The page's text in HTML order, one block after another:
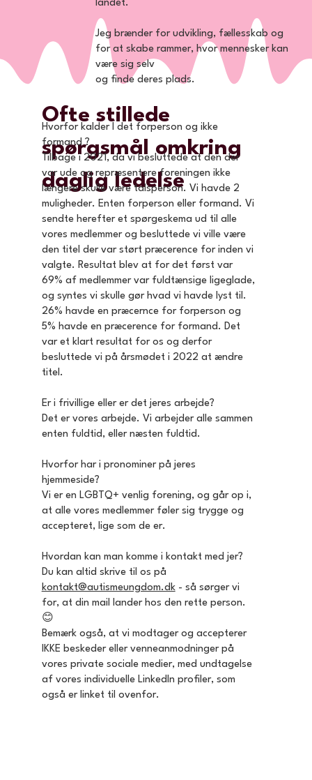
landet.
Jeg brænder for udvikling, fællesskab og
for at skabe rammer, hvor mennesker kan
være sig selv
og finde deres plads.
Ofte stillede
spørgsmål omkring
daglig ledelse
Hvorfor kalder I det forperson og ikke
formand ?
Tilbage i 2021, da vi besluttede at den der
var ude og repræsentere foreningen ikke
længere skulle være talsperson. Vi havde 2
muligheder. Enten forperson eller formand. Vi
sendte herefter et spørgeskema ud til alle
vores medlemmer og besluttede vi ville være
den titel der var størt præcerence for inden vi
valgte. Resultat blev at for det først var
69% af medlemmer var fuldtænsige ligeglade,
og syntes vi skulle gør hvad vi havde lyst til.
26% havde en præcernce for forperson og
5% havde en præcerence for formand. Det
var et klart resultat for os og derfor
besluttede vi på årsmødet i 2022 at ændre
titel.
Er i frivillige eller er det jeres arbejde?
Det er vores arbejde. Vi arbejder alle sammen
enten fuldtid, eller næsten fuldtid.
Hvorfor har i pronominer på jeres
hjemmeside?
Vi er en LGBTQ+ venlig forening, og går op i,
at alle vores medlemmer føler sig trygge og
accepteret, lige som de er.
Hvordan kan man komme i kontakt med jer?
Du kan altid skrive til os på
kontakt@autismeungdom.dk- så sørger vi
for, at din mail lander hos den rette person.
😊
Bemærk også, at vi modtager og accepterer
IKKE beskeder eller venneanmodninger på
vores private sociale medier, med undtagelse
af vores individuelle LinkedIn profiler, som
også er linket til ovenfor.